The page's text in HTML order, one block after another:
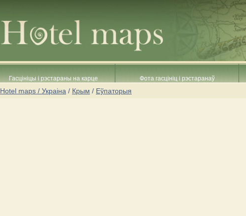
Гасцініцы і рэстараны на карце Фота гасцініц і рэстаранаў
Hotel maps / Украіна / Крым / Еўпаторыя